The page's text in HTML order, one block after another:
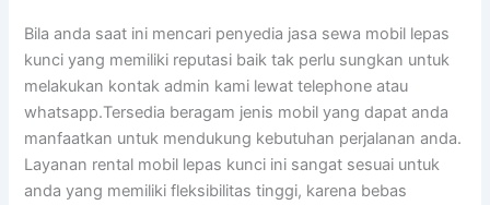
Bila anda saat ini mencari penyedia jasa sewa mobil lepas
kunci yang memiliki reputasi baik tak perlu sungkan untuk
melakukan kontak admin kami lewat telephone atau
whatsapp.Tersedia beragam jenis mobil yang dapat anda
manfaatkan untuk mendukung kebutuhan perjalanan anda.
Layanan rental mobil lepas kunci ini sangat sesuai untuk
anda yang memiliki fleksibilitas tinggi, karena bebas